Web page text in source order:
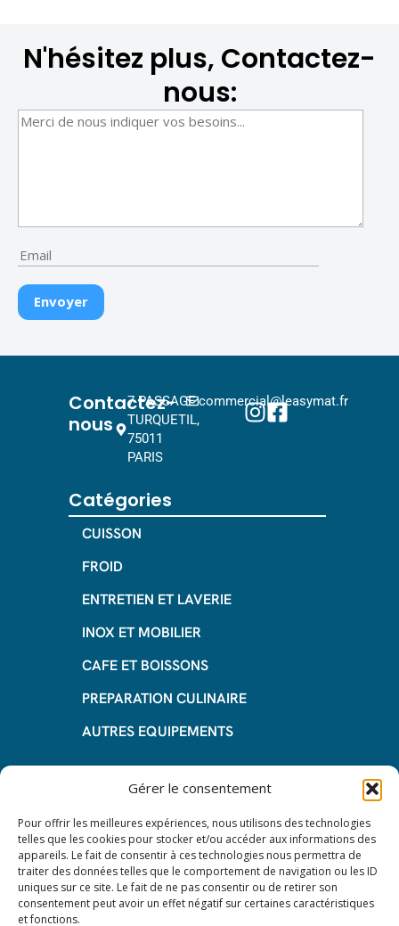
Gérer le consentement
Pour offrir les meilleures expériences, nous utilisons des technologies
telles que les cookies pour stocker et/ou accéder aux informations des
appareils. Le fait de consentir à ces technologies nous permettra de
traiter des données telles que le comportement de navigation ou les ID
uniques sur ce site. Le fait de ne pas consentir ou de retirer son
consentement peut avoir un effet négatif sur certaines caractéristiques
et fonctions.
N'hésitez plus, Contactez-
nous:
Contactez-
nous
7 PASSAGE
TURQUETIL,
75011
PARIS
commercial@leasymat.fr
Catégories
CUISSON
FROID
ENTRETIEN ET LAVERIE
INOX ET MOBILIER
CAFE ET BOISSONS
PREPARATION CULINAIRE
AUTRES EQUIPEMENTS
Informations
Questions fréquentes
Les avantages de la LOA
Les étapes du leasing de matériel
de restauration